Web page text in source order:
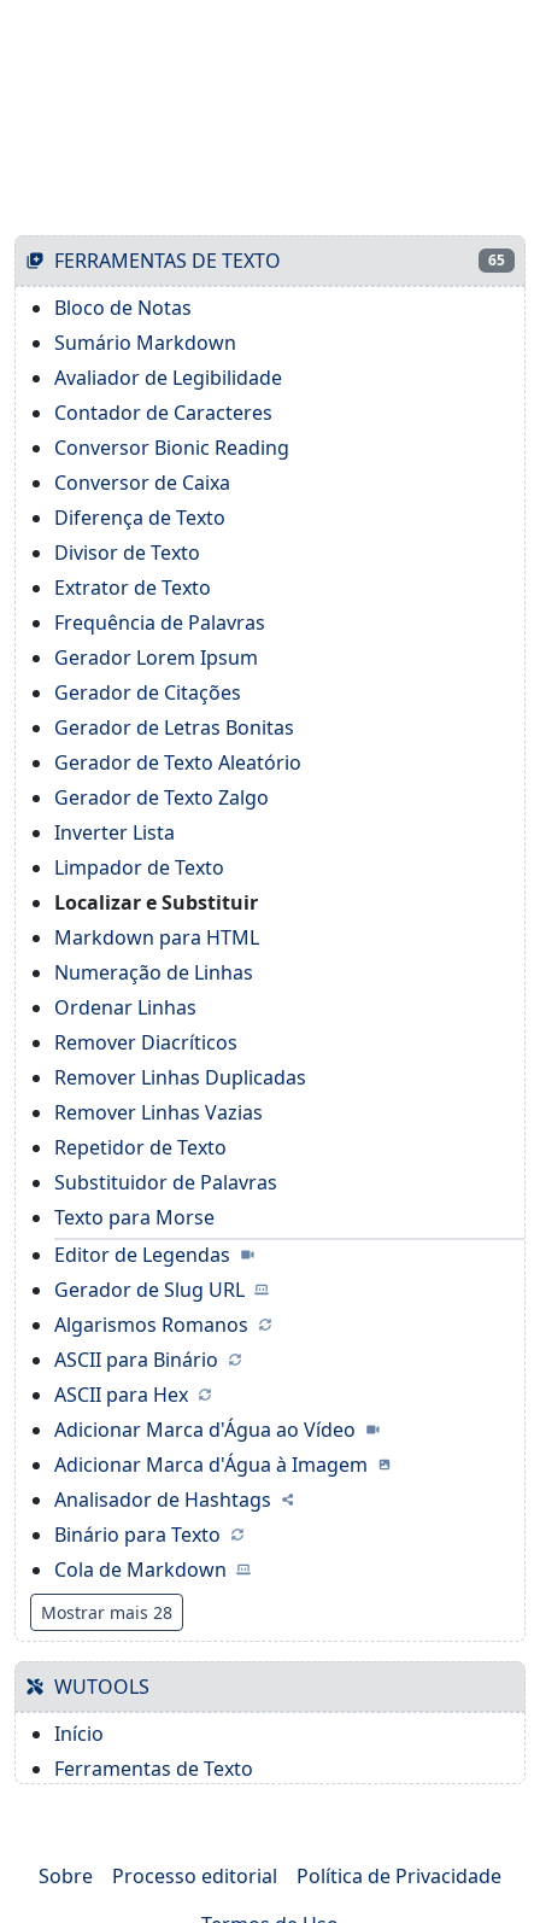
FERRAMENTAS DE TEXTO 65
Bloco de Notas
Sumário Markdown
Avaliador de Legibilidade
Contador de Caracteres
Conversor Bionic Reading
Conversor de Caixa
Diferença de Texto
Divisor de Texto
Extrator de Texto
Frequência de Palavras
Gerador Lorem Ipsum
Gerador de Citações
Gerador de Letras Bonitas
Gerador de Texto Aleatório
Gerador de Texto Zalgo
Inverter Lista
Limpador de Texto
Localizar e Substituir
Markdown para HTML
Numeração de Linhas
Ordenar Linhas
Remover Diacríticos
Remover Linhas Duplicadas
Remover Linhas Vazias
Repetidor de Texto
Substituidor de Palavras
Texto para Morse
Editor de Legendas
Gerador de Slug URL
Algarismos Romanos
ASCII para Binário
ASCII para Hex
Adicionar Marca d'Água ao Vídeo
Adicionar Marca d'Água à Imagem
Analisador de Hashtags
Binário para Texto
Cola de Markdown
Mostrar mais 28
WUTOOLS
Início
Ferramentas de Texto
Sobre Processo editorial
Política de Privacidade